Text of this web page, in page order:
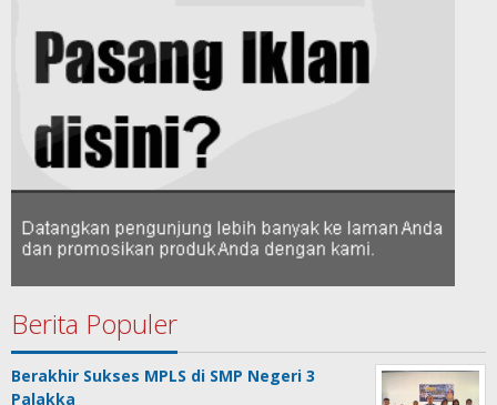
Berita Populer
Berakhir Sukses MPLS di SMP Negeri 3
Palakka